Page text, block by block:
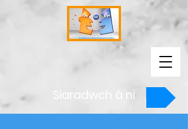
Siaradwch â ni